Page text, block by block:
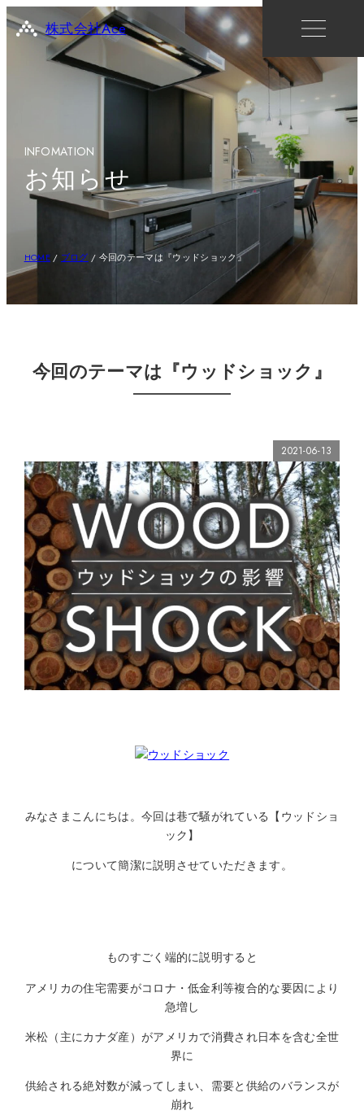
株式会社Ace
INFOMATION
お知らせ
HOME/ ブログ / 今回のテーマは『ウッドショック』
今回のテーマは『ウッドショック』
2021-06-13
みなさまこんにちは。今回は巷で騒がれている【ウッドショ
ック】
について簡潔に説明させていただきます。
ものすごく端的に説明すると
アメリカの住宅需要がコロナ・低金利等複合的な要因により
急増し
米松（主にカナダ産）がアメリカで消費され日本を含む全世
界に
供給される絶対数が減ってしまい、需要と供給のバランスが
崩れ